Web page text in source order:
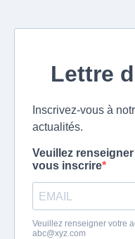
Lettre
Inscrivez-vous à
actualités.
Veuillez
vous inscrire
Veuillez renseigner votre
abc@xyz.com